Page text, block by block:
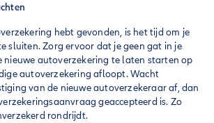
hebt gevonden, is het tijd om je
sluiten. Zorg ervoor dat je geen gat in je
nieuwe autoverzekering te laten starten op
autoverzekering afloopt. Wacht
van de nieuwe autoverzekeraar af, dan
geaccepteerd is. Zo
rondrijdt.